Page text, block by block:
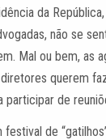
da
não se
Mal ou bem, as
querem
participar de
de